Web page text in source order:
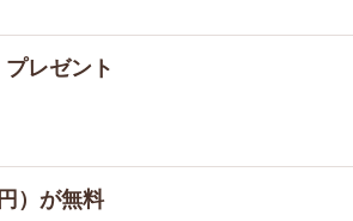
レゼント
）が無料